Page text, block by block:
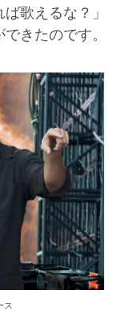
歌えるな？」
きたのです。
ス